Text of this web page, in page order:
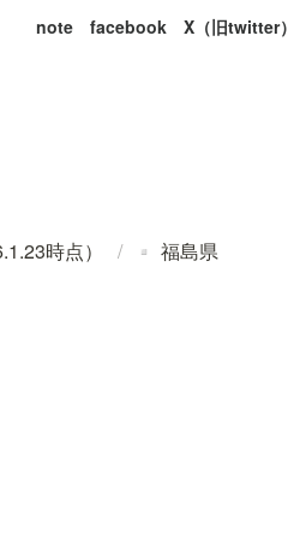
note facebook X（旧twitter）
時点） / ▫️ 福島県